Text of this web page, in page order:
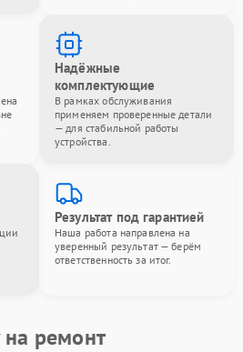
Надёжные
комплектующие
В рамках обслуживания
применяем проверенные детали
— для стабильной работы
устройства.
Результат под гарантией
Наша работа направлена на
уверенный результат — берём
ответственность за итог.
на ремонт